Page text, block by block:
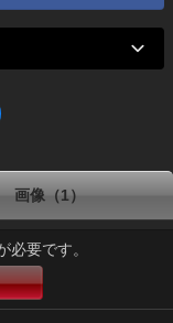
画像（1）
必要です。